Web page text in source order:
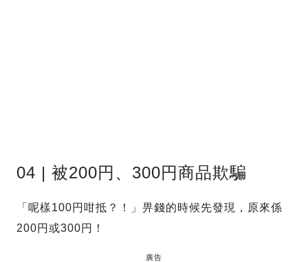
04 | 被200円、300円商品欺騙
「呢樣100円咁抵？！」畀錢的時候先發現，原來係
200円或300円！
廣告